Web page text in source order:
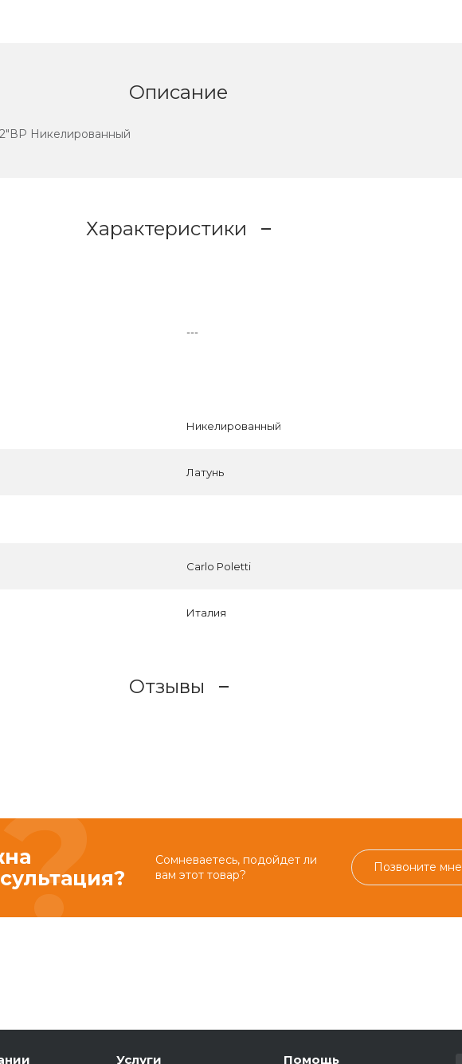
Описание
Никелированный
Характеристики
---
Никелированный
Латунь
Carlo Poletti
Италия
Отзывы
Сомневаетесь, подойдет ли
вам этот товар?
Позвоните мне
Услуги Помощь